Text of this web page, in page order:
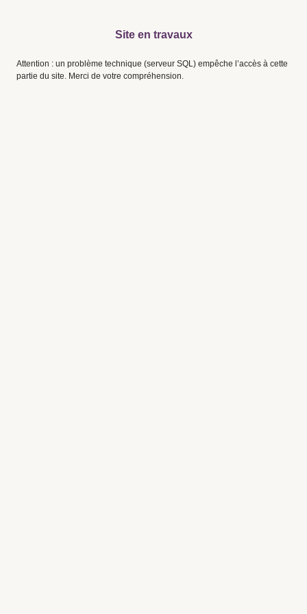
Site en travaux
Attention : un problème technique (serveur SQL) empêche l’accès à cette
partie du site. Merci de votre compréhension.